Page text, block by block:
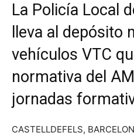
La Policía Local
lleva al depósito
vehículos VTC
normativa del
jornadas
CASTELLDEFELS,